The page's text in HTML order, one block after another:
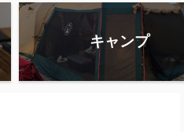
キャンプ